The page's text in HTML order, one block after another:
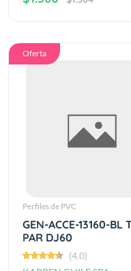
Oferta
Perfiles de PVC
GEN-ACCE-13160-BL
PAR DJ60
(4.0)